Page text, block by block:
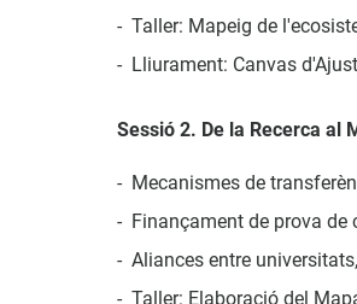
Taller: Mapeig de
Lliurament: Canvas
Sessió 2. De la Recerca al
Mecanismes de
Finançament de prova de
Aliances entre
Taller: Elaboració del